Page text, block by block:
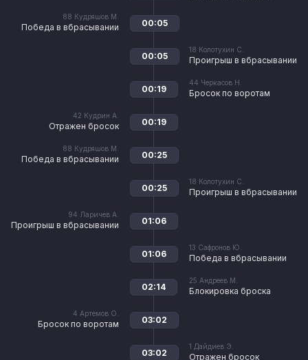
88 Кудряшов М.
Победа в вбрасывании 00:05
18 Колотухин С.
Проигрыш в вбрасывании
00:05
44 Черкасов Н.
Бросок по воротам
00:19
42 Кудрин А.
Отражен бросок 00:19
88 Кудряшов М.
Победа в вбрасывании 00:25
18 Колотухин С.
Проигрыш в вбрасывании
00:25
94 Ларичев А.
Проигрыш в вбрасывании 01:06
13 Сафронов Ю.
Победа в вбрасывании
01:06
25 Андреев М.
Блокировка броска
02:14
4 Артемов О.
Бросок по воротам 03:02
1 Дайдиев Э.
Отражен бросок
03:02